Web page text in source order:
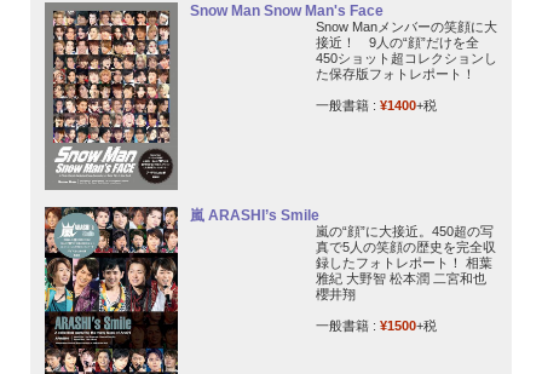
Snow Man Snow Man's Face
Snow Manメンバーの笑顔に大
接近！ 9人の“顔”だけを全
450ショット超コレクションし
た保存版フォトレポート！
一般書籍 : ¥1400+税
嵐 ARASHI’s Smile
嵐の“顔”に大接近。450超の写
真で5人の笑顔の歴史を完全収
録したフォトレポート！ 相葉
雅紀 大野智 松本潤 二宮和也
櫻井翔
一般書籍 : ¥1500+税